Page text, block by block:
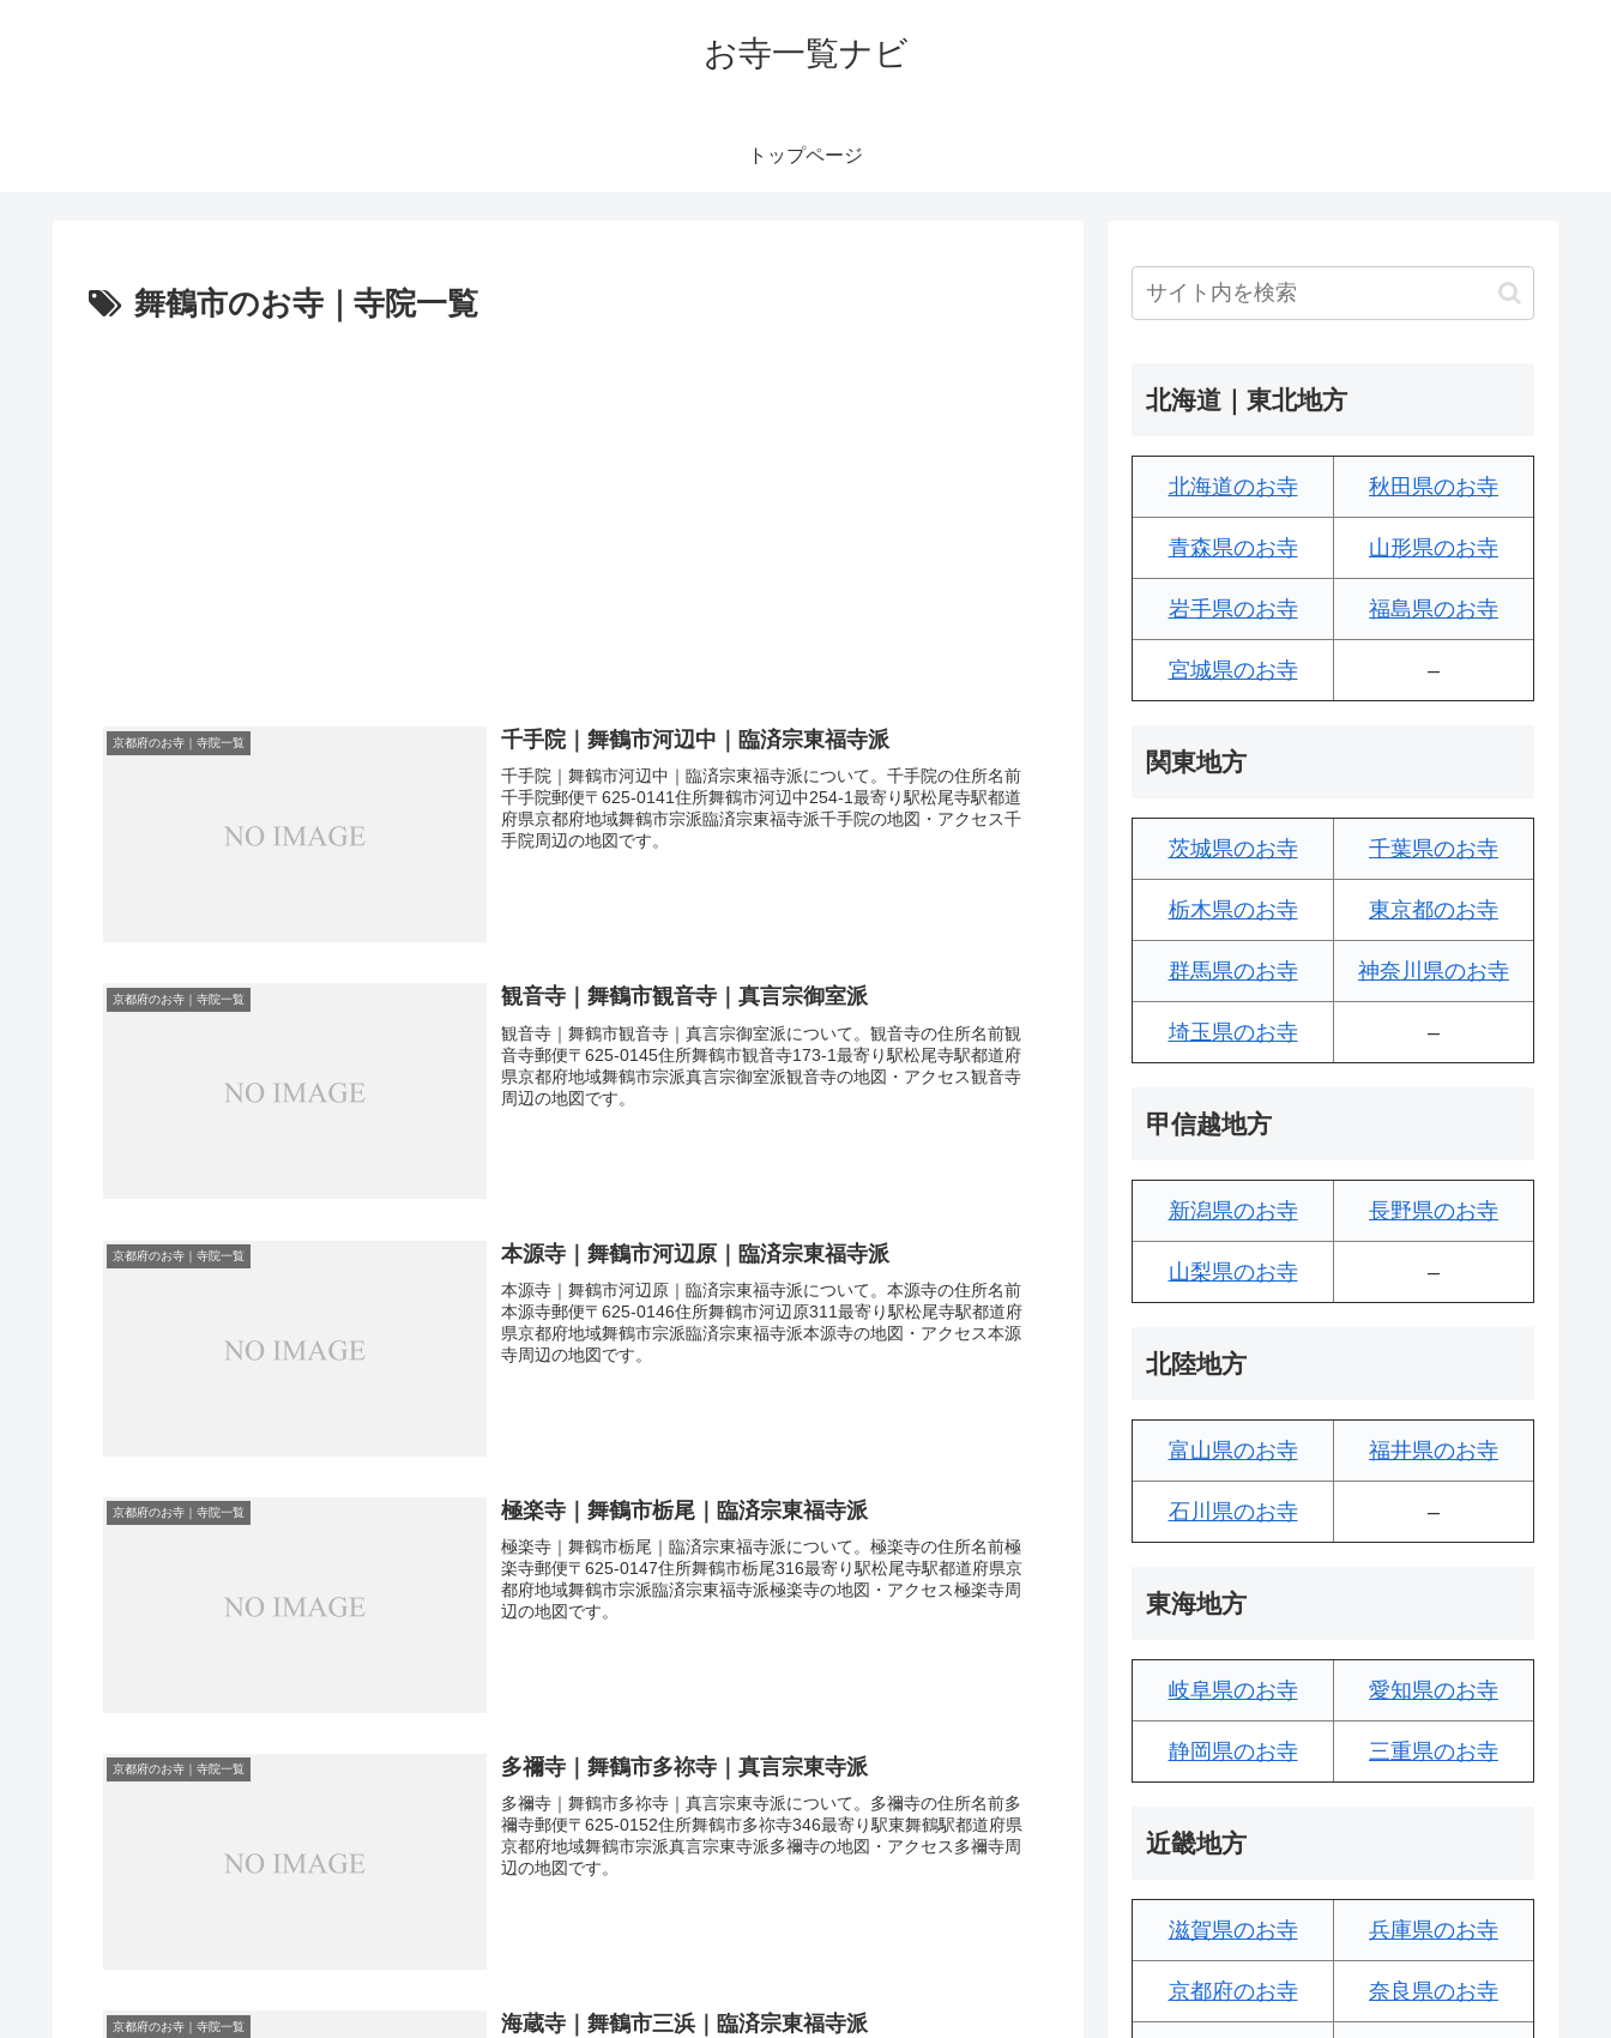
お寺一覧ナビ
トップページ
舞鶴市のお寺｜寺院一覧
京都府のお寺｜寺院一覧 千手院｜舞鶴市河辺中｜臨済宗東福寺派
千手院｜舞鶴市河辺中｜臨済宗東福寺派について。千手院の住所名前
千手院郵便〒625-0141住所舞鶴市河辺中254-1最寄り駅松尾寺駅都道
府県京都府地域舞鶴市宗派臨済宗東福寺派千手院の地図・アクセス千
手院周辺の地図です。
京都府のお寺｜寺院一覧 観音寺｜舞鶴市観音寺｜真言宗御室派
観音寺｜舞鶴市観音寺｜真言宗御室派について。観音寺の住所名前観
音寺郵便〒625-0145住所舞鶴市観音寺173-1最寄り駅松尾寺駅都道府
県京都府地域舞鶴市宗派真言宗御室派観音寺の地図・アクセス観音寺
周辺の地図です。
京都府のお寺｜寺院一覧 本源寺｜舞鶴市河辺原｜臨済宗東福寺派
本源寺｜舞鶴市河辺原｜臨済宗東福寺派について。本源寺の住所名前
本源寺郵便〒625-0146住所舞鶴市河辺原311最寄り駅松尾寺駅都道府
県京都府地域舞鶴市宗派臨済宗東福寺派本源寺の地図・アクセス本源
寺周辺の地図です。
京都府のお寺｜寺院一覧 極楽寺｜舞鶴市栃尾｜臨済宗東福寺派
極楽寺｜舞鶴市栃尾｜臨済宗東福寺派について。極楽寺の住所名前極
楽寺郵便〒625-0147住所舞鶴市栃尾316最寄り駅松尾寺駅都道府県京
都府地域舞鶴市宗派臨済宗東福寺派極楽寺の地図・アクセス極楽寺周
辺の地図です。
京都府のお寺｜寺院一覧 多禰寺｜舞鶴市多祢寺｜真言宗東寺派
多禰寺｜舞鶴市多祢寺｜真言宗東寺派について。多禰寺の住所名前多
禰寺郵便〒625-0152住所舞鶴市多祢寺346最寄り駅東舞鶴駅都道府県
京都府地域舞鶴市宗派真言宗東寺派多禰寺の地図・アクセス多禰寺周
辺の地図です。
京都府のお寺｜寺院一覧 海蔵寺｜舞鶴市三浜｜臨済宗東福寺派
北海道｜東北地方
北海道のお寺 秋田県のお寺
青森県のお寺 山形県のお寺
岩手県のお寺 福島県のお寺
宮城県のお寺 –
関東地方
茨城県のお寺 千葉県のお寺
栃木県のお寺 東京都のお寺
群馬県のお寺 神奈川県のお寺
埼玉県のお寺 –
甲信越地方
新潟県のお寺 長野県のお寺
山梨県のお寺 –
北陸地方
富山県のお寺 福井県のお寺
石川県のお寺 –
東海地方
岐阜県のお寺 愛知県のお寺
静岡県のお寺 三重県のお寺
近畿地方
滋賀県のお寺 兵庫県のお寺
京都府のお寺 奈良県のお寺